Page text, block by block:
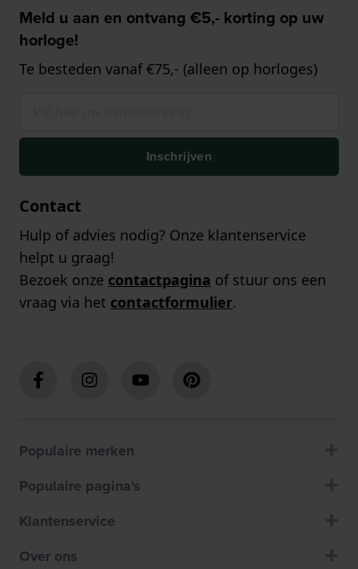
Meld u aan en ontvang €5,- korting op uw
horloge!
Te besteden vanaf €75,- (alleen op horloges)
Inschrijven
Contact
Hulp of advies nodig? Onze klantenservice
helpt u graag!
Bezoek onze contactpagina of stuur ons een
vraag via het contactformulier.
Populaire merken
Populaire pagina's
Klantenservice
Over ons